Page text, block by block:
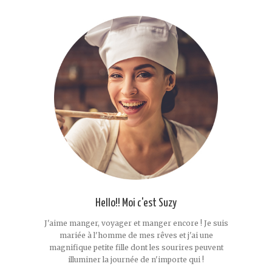
Hello!! Moi c'est Suzy
J'aime manger, voyager et manger encore ! Je suis
mariée à l'homme de mes rêves et j'ai une
magnifique petite fille dont les sourires peuvent
illuminer la journée de n'importe qui !